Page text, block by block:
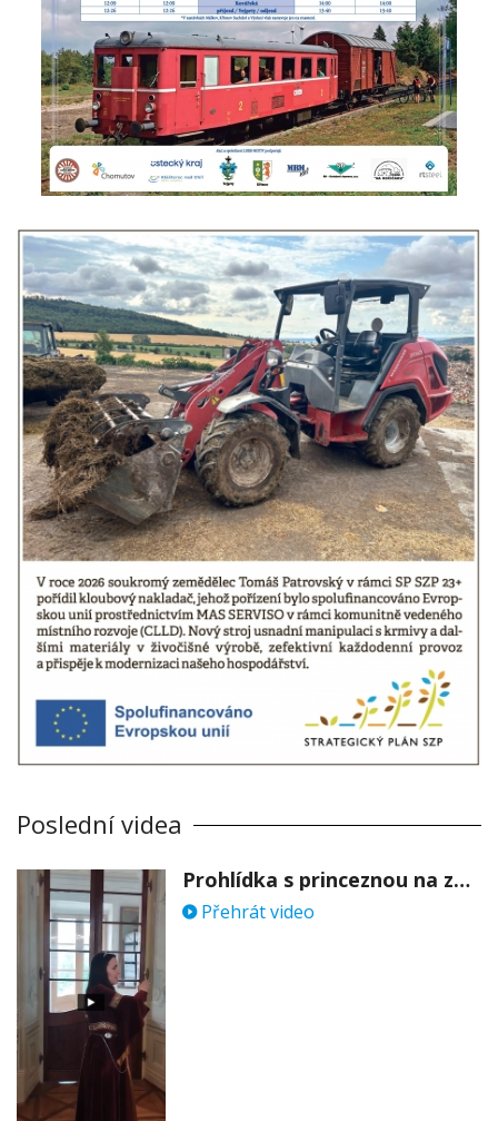
Poslední videa
Prohlídka s princeznou na zámku Stekník
Přehrát video